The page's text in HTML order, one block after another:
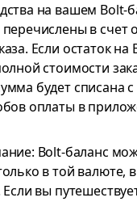
на вашем Bolt-
в счет
Если остаток на
стоимости
будет списана с
оплаты в
Bolt-баланс
в той валюте,
вы